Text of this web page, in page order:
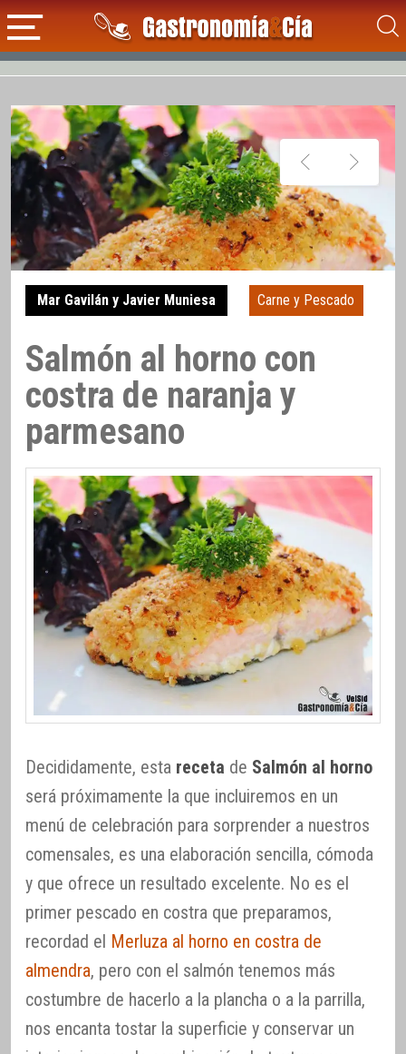
Mar Gavilán y Javier Muniesa Carne y Pescado
Salmón al horno con
costra de naranja y
parmesano
Decididamente, esta receta de Salmón al horno
será próximamente la que incluiremos en un
menú de celebración para sorprender a nuestros
comensales, es una elaboración sencilla, cómoda
y que ofrece un resultado excelente. No es el
primer pescado en costra que preparamos,
recordad el Merluza al horno en costra de
almendra, pero con el salmón tenemos más
costumbre de hacerlo a la plancha o a la parrilla,
nos encanta tostar la superficie y conservar un